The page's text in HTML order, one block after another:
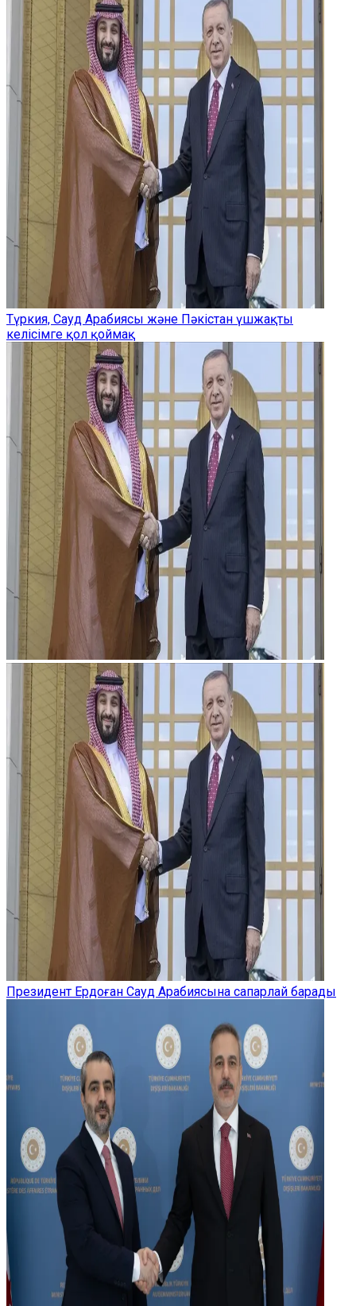
Түркия, Сауд Арабиясы және Пәкістан үшжақты
келісімге қол қоймақ
Президент Ердоған Сауд Арабиясына сапарлай барады